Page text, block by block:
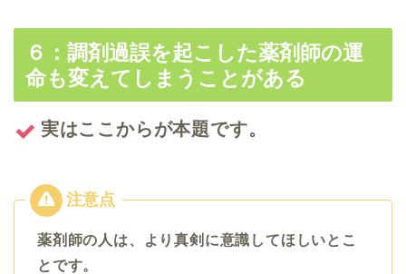
６：調剤過誤を起こした薬剤師の運
命も変えてしまうことがある
実はここからが本題です。
薬剤師の人は、より真剣に意識してほしいとこ
とです。